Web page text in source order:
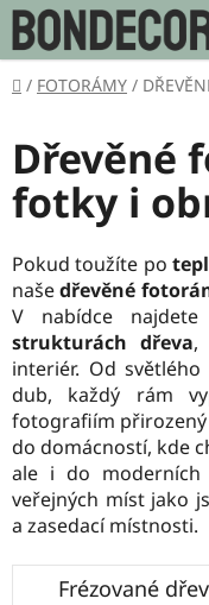
Přejít
na
obsah
Domů
/ FOTORÁMY /
Dřevěné
fotky i
Pokud toužíte po
našedřevěné
V nabídce
strukturách dřeva,
interiér. Od
dub, každý rám
fotografiím přirozený
do domácností, kde
ale i do moderních
veřejných míst jako
a zasedací místnosti.
Frézované